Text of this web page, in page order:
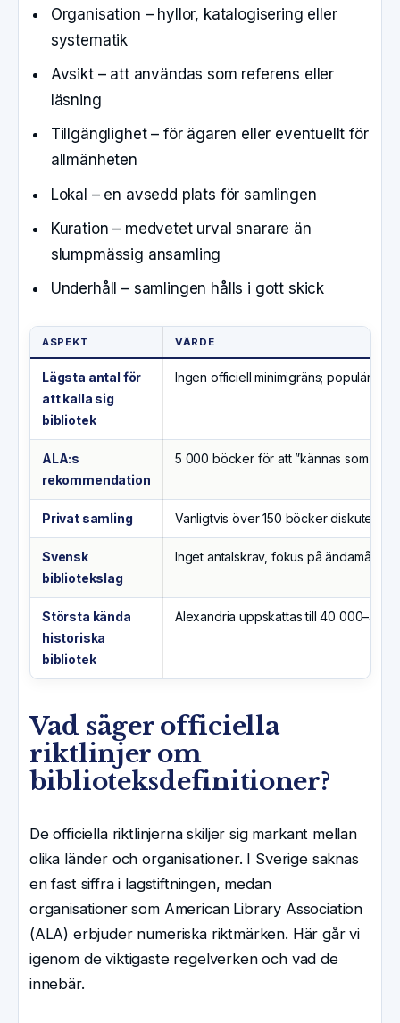
Organisation – hyllor, katalogisering eller
systematik
Avsikt – att användas som referens eller
läsning
Tillgänglighet – för ägaren eller eventuellt för
allmänheten
Lokal – en avsedd plats för samlingen
Kuration – medvetet urval snarare än
slumpmässig ansamling
Underhåll – samlingen hålls i gott skick
ASPEKT VÄRDE
Lägsta antal för
att kalla sig
bibliotek
Ingen officiell minimigräns;
ALA:s
rekommendation
5 000 böcker för att ”kännas som ett
Privat samling Vanligtvis över 150 böcker diskuteras
Svensk
bibliotekslag
Inget antalskrav, fokus på ändamål
Största kända
historiska
bibliotek
Alexandria uppskattas till 40 000–400
Vad säger officiella
riktlinjer om
biblioteksdefinitioner?
De officiella riktlinjerna skiljer sig markant mellan
olika länder och organisationer. I Sverige saknas
en fast siffra i lagstiftningen, medan
organisationer som American Library Association
(ALA) erbjuder numeriska riktmärken. Här går vi
igenom de viktigaste regelverken och vad de
innebär.